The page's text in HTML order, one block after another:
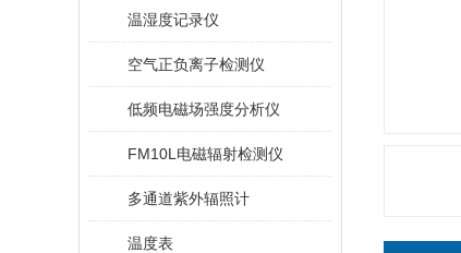
温湿度记录仪
空气正负离子检测仪
低频电磁场强度分析仪
FM10L电磁辐射检测仪
多通道紫外辐照计
温度表